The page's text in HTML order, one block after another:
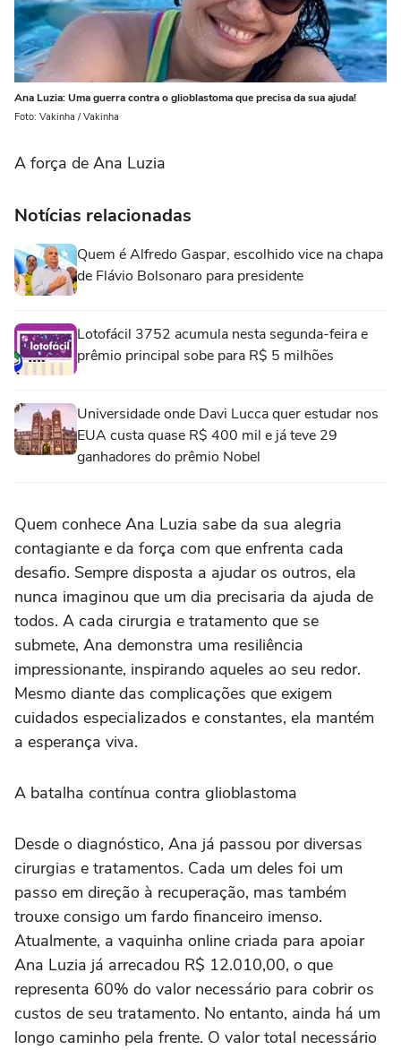
Ana Luzia: Uma guerra contra o glioblastoma que precisa da sua ajuda!
Foto: Vakinha / Vakinha
A força de Ana Luzia
Notícias relacionadas
Quem é Alfredo Gaspar, escolhido vice na chapa
de Flávio Bolsonaro para presidente
Lotofácil 3752 acumula nesta segunda-feira e
prêmio principal sobe para R$ 5 milhões
Universidade onde Davi Lucca quer estudar nos
EUA custa quase R$ 400 mil e já teve 29
ganhadores do prêmio Nobel
Quem conhece Ana Luzia sabe da sua alegria
contagiante e da força com que enfrenta cada
desafio. Sempre disposta a ajudar os outros, ela
nunca imaginou que um dia precisaria da ajuda de
todos. A cada cirurgia e tratamento que se
submete, Ana demonstra uma resiliência
impressionante, inspirando aqueles ao seu redor.
Mesmo diante das complicações que exigem
cuidados especializados e constantes, ela mantém
a esperança viva.
A batalha contínua contra glioblastoma
Desde o diagnóstico, Ana já passou por diversas
cirurgias e tratamentos. Cada um deles foi um
passo em direção à recuperação, mas também
trouxe consigo um fardo financeiro imenso.
Atualmente, a vaquinha online criada para apoiar
Ana Luzia já arrecadou R$ 12.010,00, o que
representa 60% do valor necessário para cobrir os
custos de seu tratamento. No entanto, ainda há um
longo caminho pela frente. O valor total necessário